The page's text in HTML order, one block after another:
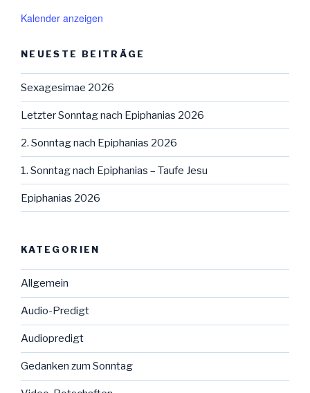
Kalender anzeigen
NEUESTE BEITRÄGE
Sexagesimae 2026
Letzter Sonntag nach Epiphanias 2026
2. Sonntag nach Epiphanias 2026
1. Sonntag nach Epiphanias – Taufe Jesu
Epiphanias 2026
KATEGORIEN
Allgemein
Audio-Predigt
Audiopredigt
Gedanken zum Sonntag